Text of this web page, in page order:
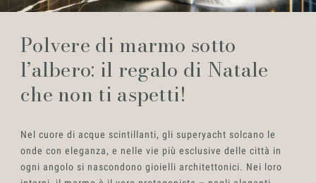
Settori
Polvere di marmo sotto
l’albero: il regalo di Natale
che non ti aspetti!
Nel cuore di acque scintillanti, gli superyacht solcano le
onde con eleganza, e nelle vie più esclusive delle città in
ogni angolo si nascondono gioielli architettonici. Nei loro